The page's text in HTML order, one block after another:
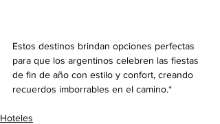
Estos destinos brindan opciones perfectas
para que los argentinos celebren las fiestas
de fin de año con estilo y confort, creando
recuerdos imborrables en el camino.*
Hoteles